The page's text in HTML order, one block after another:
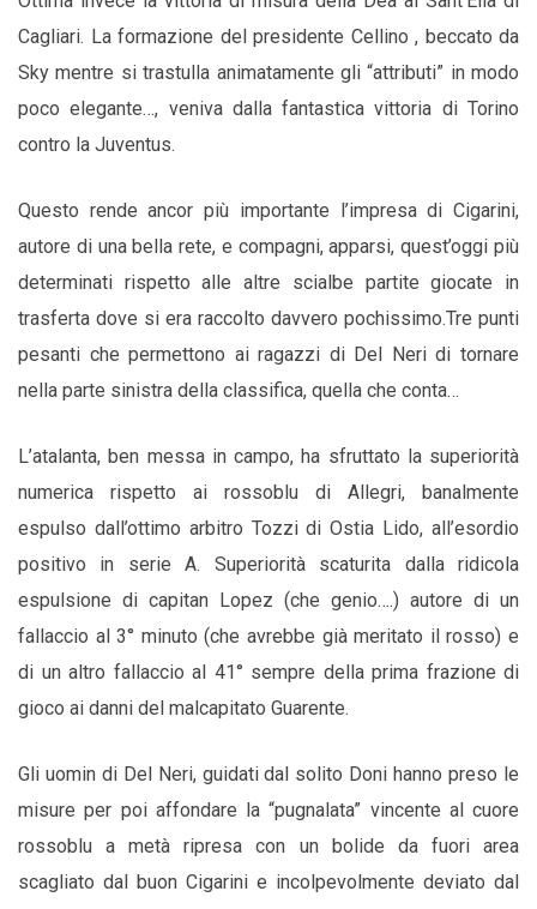
Cagliari. La formazione del presidente Cellino , beccato da
Sky mentre si trastulla animatamente gli “attributi” in modo
poco elegante…, veniva dalla fantastica vittoria di Torino
contro la Juventus.
Questo rende ancor più importante l’impresa di Cigarini,
autore di una bella rete, e compagni, apparsi, quest’oggi più
determinati rispetto alle altre scialbe partite giocate in
trasferta dove si era raccolto davvero pochissimo.Tre punti
pesanti che permettono ai ragazzi di Del Neri di tornare
nella parte sinistra della classifica, quella che conta…
L’atalanta, ben messa in campo, ha sfruttato la superiorità
numerica rispetto ai rossoblu di Allegri, banalmente
espulso dall’ottimo arbitro Tozzi di Ostia Lido, all’esordio
positivo in serie A. Superiorità scaturita dalla ridicola
espulsione di capitan Lopez (che genio….) autore di un
fallaccio al 3° minuto (che avrebbe già meritato il rosso) e
di un altro fallaccio al 41° sempre della prima frazione di
gioco ai danni del malcapitato Guarente.
Gli uomin di Del Neri, guidati dal solito Doni hanno preso le
misure per poi affondare la “pugnalata” vincente al cuore
rossoblu a metà ripresa con un bolide da fuori area
scagliato dal buon Cigarini e incolpevolmente deviato dal